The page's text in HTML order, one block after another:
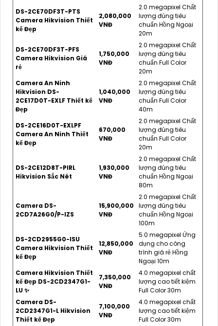
DS-2CE70DF3T-PTS
Camera Hikvision Thiết
kế Đẹp
2,080,000
VNĐ
2.0 megapixel Chất
lượng đúng tiêu
chuẩn Hồng Ngoại
20m
DS-2CE70DF3T-PFS
Camera Hikvision Giá
rẻ
1,750,000
VNĐ
2.0 megapixel Chất
lượng đúng tiêu
chuẩn Full Color
20m
Camera An Ninh
Hikvision DS-
2CE17D0T-EXLF Thiết kế
Đẹp
1,040,000
VNĐ
2.0 megapixel Chất
lượng đúng tiêu
chuẩn Full Color
40m
DS-2CE16D0T-EXLPF
Camera An Ninh Thiết
kế Đẹp
670,000
VNĐ
2.0 megapixel Chất
lượng đúng tiêu
chuẩn Full Color
20m
DS-2CE12D8T-PIRL
Hikvision Sắc Nét
1,930,000
VNĐ
2.0 megapixel Chất
lượng đúng tiêu
chuẩn Hồng Ngoại
80m
Camera DS-
2CD7A26G0/P-IZS
15,900,000
VNĐ
2.0 megapixel Chất
lượng đúng tiêu
chuẩn Hồng Ngoại
100m
DS-2CD2955G0-ISU
Camera Hikvision Thiết
kế Đẹp
12,850,000
VNĐ
5.0 megapixel Ứng
dụng cho công
trình giá rẻ Hồng
Ngoại 10m
Camera Hikvision Thiết
kế Đẹp DS-2CD2347G1-
LU ✨
7,350,000
VNĐ
4.0 megapixel chất
lượng cao tiết kiệm
Full Color 30m
Camera DS-
2CD2347G1-L Hikvision
Thiết kế Đẹp
7,100,000
VNĐ
4.0 megapixel chất
lượng cao tiết kiệm
Full Color 30m